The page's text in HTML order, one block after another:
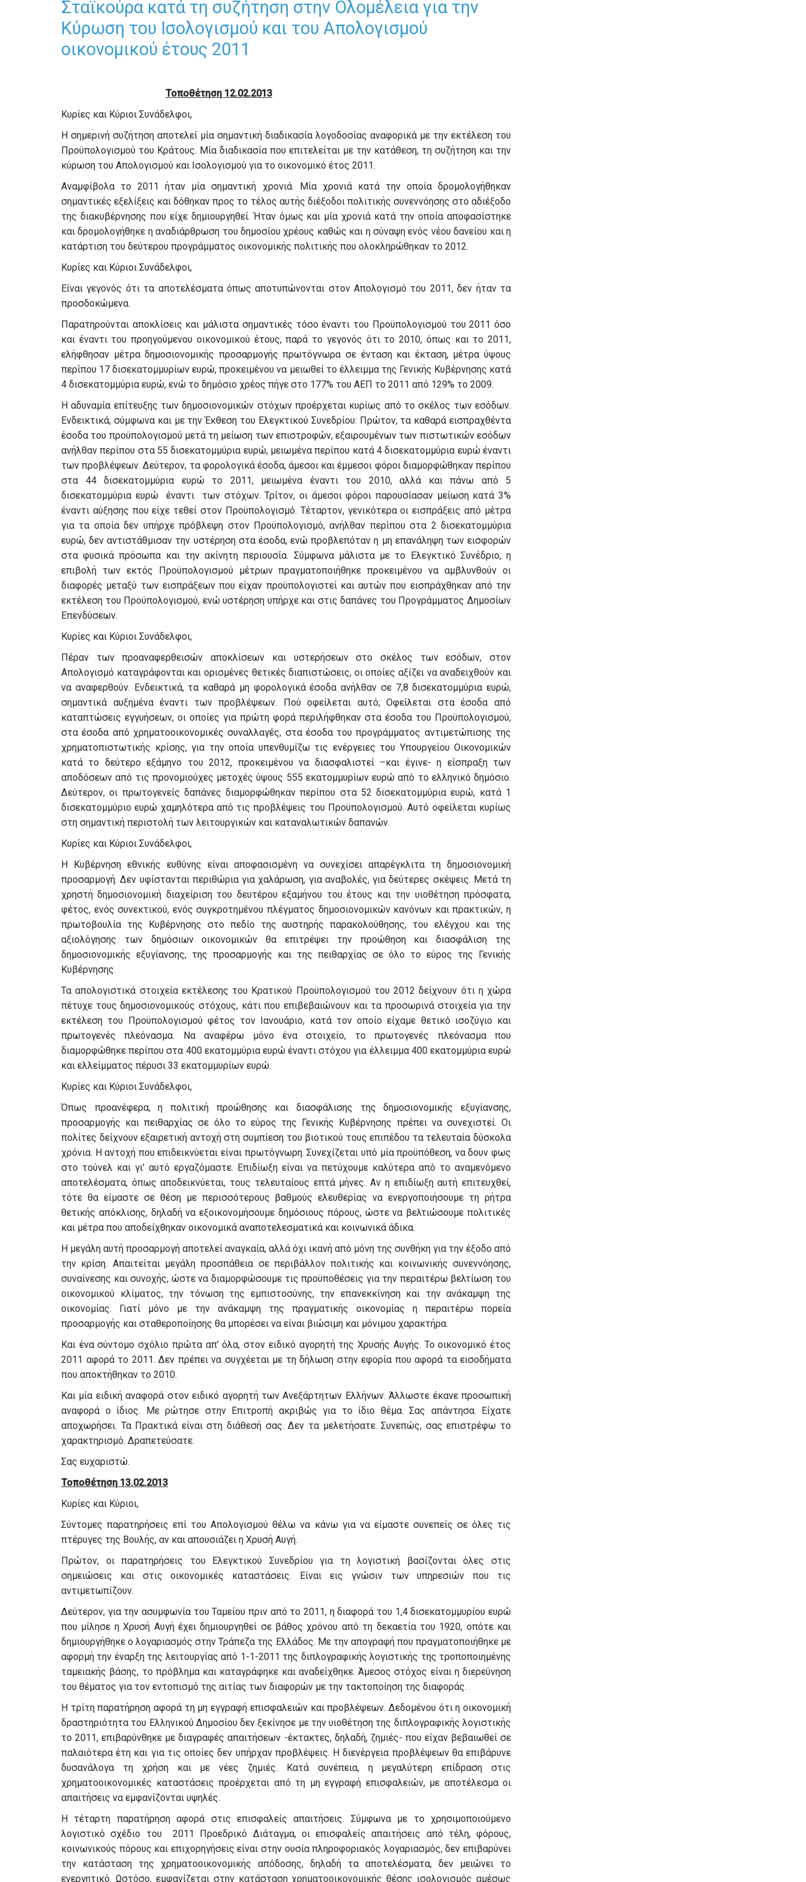
Σταϊκούρα κατά τη συζήτηση στην Ολομέλεια για την
Κύρωση του Ισολογισμού και του Απολογισμού
οικονομικού έτους 2011
Τοποθέτηση 12.02.2013
Κυρίες και Κύριοι Συνάδελφοι,
Η σημερινή συζήτηση αποτελεί μία σημαντική διαδικασία λογοδοσίας αναφορικά με την εκτέλεση του
Προϋπολογισμού του Κράτους. Μία διαδικασία που επιτελείται με την κατάθεση, τη συζήτηση και την
κύρωση του Απολογισμού και Ισολογισμού για το οικονομικό έτος 2011.
Αναμφίβολα το 2011 ήταν μία σημαντική χρονιά. Μία χρονιά κατά την οποία δρομολογήθηκαν
σημαντικές εξελίξεις και δόθηκαν προς το τέλος αυτής διέξοδοι πολιτικής συνεννόησης στο αδιέξοδο
της διακυβέρνησης που είχε δημιουργηθεί. Ήταν όμως και μία χρονιά κατά την οποία αποφασίστηκε
και δρομολογήθηκε η αναδιάρθρωση του δημοσίου χρέους καθώς και η σύναψη ενός νέου δανείου και η
κατάρτιση του δεύτερου προγράμματος οικονομικής πολιτικής που ολοκληρώθηκαν το 2012.
Κυρίες και Κύριοι Συνάδελφοι,
Είναι γεγονός ότι τα αποτελέσματα όπως αποτυπώνονται στον Απολογισμό του 2011, δεν ήταν τα
προσδοκώμενα.
Παρατηρούνται αποκλίσεις και μάλιστα σημαντικές τόσο έναντι του Προϋπολογισμού του 2011 όσο
και έναντι του προηγούμενου οικονομικού έτους, παρά το γεγονός ότι το 2010, όπως και το 2011,
ελήφθησαν μέτρα δημοσιονομικής προσαρμογής πρωτόγνωρα σε ένταση και έκταση, μέτρα ύψους
περίπου 17 δισεκατομμυρίων ευρώ, προκειμένου να μειωθεί το έλλειμμα της Γενικής Κυβέρνησης κατά
4 δισεκατομμύρια ευρώ, ενώ το δημόσιο χρέος πήγε στο 177% του ΑΕΠ το 2011 από 129% το 2009.
Η αδυναμία επίτευξης των δημοσιονομικών στόχων προέρχεται κυρίως από το σκέλος των εσόδων.
Ενδεικτικά, σύμφωνα και με την Έκθεση του Ελεγκτικού Συνεδρίου: Πρώτον, τα καθαρά εισπραχθέντα
έσοδα του προϋπολογισμού μετά τη μείωση των επιστροφών, εξαιρουμένων των πιστωτικών εσόδων
ανήλθαν περίπου στα 55 δισεκατομμύρια ευρώ, μειωμένα περίπου κατά 4 δισεκατομμύρια ευρώ έναντι
των προβλέψεων. Δεύτερον, τα φορολογικά έσοδα, άμεσοι και έμμεσοι φόροι διαμορφώθηκαν περίπου
στα 44 δισεκατομμύρια ευρώ το 2011, μειωμένα έναντι του 2010, αλλά και πάνω από 5
δισεκατομμύρια ευρώ έναντι των στόχων. Τρίτον, οι άμεσοι φόροι παρουσίασαν μείωση κατά 3%
έναντι αύξησης που είχε τεθεί στον Προϋπολογισμό. Τέταρτον, γενικότερα οι εισπράξεις από μέτρα
για τα οποία δεν υπήρχε πρόβλεψη στον Προϋπολογισμό, ανήλθαν περίπου στα 2 δισεκατομμύρια
ευρώ, δεν αντιστάθμισαν την υστέρηση στα έσοδα, ενώ προβλεπόταν η μη επανάληψη των εισφορών
στα φυσικά πρόσωπα και την ακίνητη περιουσία. Σύμφωνα μάλιστα με το Ελεγκτικό Συνέδριο, η
επιβολή των εκτός Προϋπολογισμού μέτρων πραγματοποιήθηκε προκειμένου να αμβλυνθούν οι
διαφορές μεταξύ των εισπράξεων που είχαν προϋπολογιστεί και αυτών που εισπράχθηκαν από την
εκτέλεση του Προϋπολογισμού, ενώ υστέρηση υπήρχε και στις δαπάνες του Προγράμματος Δημοσίων
Επενδύσεων.
Κυρίες και Κύριοι Συνάδελφοι,
Πέραν των προαναφερθεισών αποκλίσεων και υστερήσεων στο σκέλος των εσόδων, στον
Απολογισμό καταγράφονται και ορισμένες θετικές διαπιστώσεις, οι οποίες αξίζει να αναδειχθούν και
να αναφερθούν. Ενδεικτικά, τα καθαρά μη φορολογικά έσοδα ανήλθαν σε 7,8 δισεκατομμύρια ευρώ,
σημαντικά αυξημένα έναντι των προβλέψεων. Πού οφείλεται αυτό; Οφείλεται στα έσοδα από
καταπτώσεις εγγυήσεων, οι οποίες για πρώτη φορά περιλήφθηκαν στα έσοδα του Προϋπολογισμού,
στα έσοδα από χρηματοοικονομικές συναλλαγές, στα έσοδα του προγράμματος αντιμετώπισης της
χρηματοπιστωτικής κρίσης, για την οποία υπενθυμίζω τις ενέργειες του Υπουργείου Οικονομικών
κατά το δεύτερο εξάμηνο του 2012, προκειμένου να διασφαλιστεί –και έγινε- η είσπραξη των
αποδόσεων από τις προνομιούχες μετοχές ύψους 555 εκατομμυρίων ευρώ από το ελληνικό δημόσιο.
Δεύτερον, οι πρωτογενείς δαπάνες διαμορφώθηκαν περίπου στα 52 δισεκατομμύρια ευρώ, κατά 1
δισεκατομμύριο ευρώ χαμηλότερα από τις προβλέψεις του Προϋπολογισμού. Αυτό οφείλεται κυρίως
στη σημαντική περιστολή των λειτουργικών και καταναλωτικών δαπανών.
Κυρίες και Κύριοι Συνάδελφοι,
Η Κυβέρνηση εθνικής ευθύνης είναι αποφασισμένη να συνεχίσει απαρέγκλιτα τη δημοσιονομική
προσαρμογή. Δεν υφίστανται περιθώρια για χαλάρωση, για αναβολές, για δεύτερες σκέψεις. Μετά τη
χρηστή δημοσιονομική διαχείριση του δευτέρου εξαμήνου του έτους και την υιοθέτηση πρόσφατα,
φέτος, ενός συνεκτικού, ενός συγκροτημένου πλέγματος δημοσιονομικών κανόνων και πρακτικών, η
πρωτοβουλία της Κυβέρνησης στο πεδίο της αυστηρής παρακολούθησης, του ελέγχου και της
αξιολόγησης των δημόσιων οικονομικών θα επιτρέψει την προώθηση και διασφάλιση της
δημοσιονομικής εξυγίανσης, της προσαρμογής και της πειθαρχίας σε όλο το εύρος της Γενικής
Κυβέρνησης.
Τα απολογιστικά στοιχεία εκτέλεσης του Κρατικού Προϋπολογισμού του 2012 δείχνουν ότι η χώρα
πέτυχε τους δημοσιονομικούς στόχους, κάτι που επιβεβαιώνουν και τα προσωρινά στοιχεία για την
εκτέλεση του Προϋπολογισμού φέτος τον Ιανουάριο, κατά τον οποίο είχαμε θετικό ισοζύγιο και
πρωτογενές πλεόνασμα. Να αναφέρω μόνο ένα στοιχείο, το πρωτογενές πλεόνασμα που
διαμορφώθηκε περίπου στα 400 εκατομμύρια ευρώ έναντι στόχου για έλλειμμα 400 εκατομμύρια ευρώ
και ελλείμματος πέρυσι 33 εκατομμυρίων ευρώ.
Κυρίες και Κύριοι Συνάδελφοι,
Όπως προανέφερα, η πολιτική προώθησης και διασφάλισης της δημοσιονομικής εξυγίανσης,
προσαρμογής και πειθαρχίας σε όλο το εύρος της Γενικής Κυβέρνησης πρέπει να συνεχιστεί. Οι
πολίτες δείχνουν εξαιρετική αντοχή στη συμπίεση του βιοτικού τους επιπέδου τα τελευταία δύσκολα
χρόνια. Η αντοχή που επιδεικνύεται είναι πρωτόγνωρη. Συνεχίζεται υπό μία προϋπόθεση, να δουν φως
στο τούνελ και γι’ αυτό εργαζόμαστε. Επιδίωξη είναι να πετύχουμε καλύτερα από το αναμενόμενο
αποτελέσματα, όπως αποδεικνύεται, τους τελευταίους επτά μήνες. Αν η επιδίωξη αυτή επιτευχθεί,
τότε θα είμαστε σε θέση με περισσότερους βαθμούς ελευθερίας να ενεργοποιήσουμε τη ρήτρα
θετικής απόκλισης, δηλαδή να εξοικονομήσουμε δημόσιους πόρους, ώστε να βελτιώσουμε πολιτικές
και μέτρα που αποδείχθηκαν οικονομικά αναποτελεσματικά και κοινωνικά άδικα.
Η μεγάλη αυτή προσαρμογή αποτελεί αναγκαία, αλλά όχι ικανή από μόνη της συνθήκη για την έξοδο από
την κρίση. Απαιτείται μεγάλη προσπάθεια σε περιβάλλον πολιτικής και κοινωνικής συνεννόησης,
συναίνεσης και συνοχής, ώστε να διαμορφώσουμε τις προϋποθέσεις για την περαιτέρω βελτίωση του
οικονομικού κλίματος, την τόνωση της εμπιστοσύνης, την επανεκκίνηση και την ανάκαμψη της
οικονομίας. Γιατί μόνο με την ανάκαμψη της πραγματικής οικονομίας η περαιτέρω πορεία
προσαρμογής και σταθεροποίησης θα μπορέσει να είναι βιώσιμη και μόνιμου χαρακτήρα.
Και ένα σύντομο σχόλιο πρώτα απ’ όλα, στον ειδικό αγορητή της Χρυσής Αυγής. Το οικονομικό έτος
2011 αφορά το 2011. Δεν πρέπει να συγχέεται με τη δήλωση στην εφορία που αφορά τα εισοδήματα
που αποκτήθηκαν το 2010.
Και μία ειδική αναφορά στον ειδικό αγορητή των Ανεξάρτητων Ελλήνων. Άλλωστε έκανε προσωπική
αναφορά ο ίδιος. Με ρώτησε στην Επιτροπή ακριβώς για το ίδιο θέμα. Σας απάντησα. Είχατε
αποχωρήσει. Τα Πρακτικά είναι στη διάθεσή σας. Δεν τα μελετήσατε. Συνεπώς, σας επιστρέφω το
χαρακτηρισμό. Δραπετεύσατε.
Σας ευχαριστώ.
Τοποθέτηση 13.02.2013
Κυρίες και Κύριοι,
Σύντομες παρατηρήσεις επί του Απολογισμού θέλω να κάνω για να είμαστε συνεπείς σε όλες τις
πτέρυγες της Βουλής, αν και απουσιάζει η Χρυσή Αυγή.
Πρώτον, οι παρατηρήσεις του Ελεγκτικού Συνεδρίου για τη λογιστική βασίζονται όλες στις
σημειώσεις και στις οικονομικές καταστάσεις. Είναι εις γνώσιν των υπηρεσιών που τις
αντιμετωπίζουν.
Δεύτερον, για την ασυμφωνία του Ταμείου πριν από το 2011, η διαφορά του 1,4 δισεκατομμυρίου ευρώ
που μίλησε η Χρυσή Αυγή έχει δημιουργηθεί σε βάθος χρόνου από τη δεκαετία του 1920, οπότε και
δημιουργήθηκε ο λογαριασμός στην Τράπεζα της Ελλάδος. Με την απογραφή που πραγματοποιήθηκε με
αφορμή την έναρξη της λειτουργίας από 1-1-2011 της διπλογραφικής λογιστικής της τροποποιημένης
ταμειακής βάσης, το πρόβλημα και καταγράφηκε και αναδείχθηκε. Άμεσος στόχος είναι η διερεύνηση
του θέματος για τον εντοπισμό της αιτίας των διαφορών με την τακτοποίηση της διαφοράς.
Η τρίτη παρατήρηση αφορά τη μη εγγραφή επισφαλειών και προβλέψεων. Δεδομένου ότι η οικονομική
δραστηριότητα του Ελληνικού Δημοσίου δεν ξεκίνησε με την υιοθέτηση της διπλογραφικής λογιστικής
το 2011, επιβαρύνθηκε με διαγραφές απαιτήσεων -έκτακτες, δηλαδή, ζημιές- που είχαν βεβαιωθεί σε
παλαιότερα έτη και για τις οποίες δεν υπήρχαν προβλέψεις. Η διενέργεια προβλέψεων θα επιβάρυνε
δυσανάλογα τη χρήση και με νέες ζημιές. Κατά συνέπεια, η μεγαλύτερη επίδραση στις
χρηματοοικονομικές καταστάσεις προέρχεται από τη μη εγγραφή επισφαλειών, με αποτέλεσμα οι
απαιτήσεις να εμφανίζονται υψηλές.
Η τέταρτη παρατήρηση αφορά στις επισφαλείς απαιτήσεις. Σύμφωνα με το χρησιμοποιούμενο
λογιστικό σχέδιο του 2011 Προεδρικό Διάταγμα, οι επισφαλείς απαιτήσεις από τέλη, φόρους,
κοινωνικούς πόρους και επιχορηγήσεις είναι στην ουσία πληροφοριακός λογαριασμός, δεν επιβαρύνει
την κατάσταση της χρηματοοικονομικής απόδοσης, δηλαδή τα αποτελέσματα, δεν μειώνει το
ενεργητικό. Ωστόσο, εμφανίζεται στην κατάσταση χρηματοοικονομικής θέσης ισολογισμός αμέσως